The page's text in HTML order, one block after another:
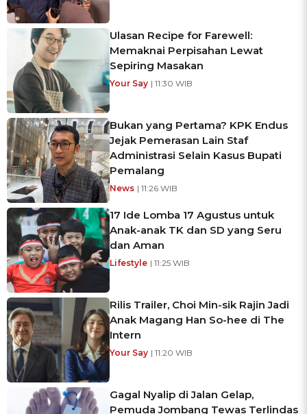
Ulasan Recipe for Farewell:
Memaknai Perpisahan Lewat
Sepiring Masakan
Your Say | 11:30 WIB
Bukan yang Pertama? KPK Endus
Jejak Pemerasan Lain Staf
Administrasi Selain Kasus Bupati
Pemalang
News | 11:26 WIB
17 Ide Lomba 17 Agustus untuk
Anak-anak TK dan SD yang Seru
dan Aman
Lifestyle | 11:25 WIB
Rilis Trailer, Choi Min-sik Rajin Jadi
Anak Magang Han So-hee di The
Intern
Your Say | 11:20 WIB
Gagal Nyalip di Jalan Gelap,
Pemuda Jombang Tewas Terlindas